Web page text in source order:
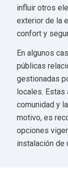
influir otros
exterior de la
confort y
En algunos
públicas
gestionadas
locales. Estas
comunidad y
motivo, es
opciones
instalación de